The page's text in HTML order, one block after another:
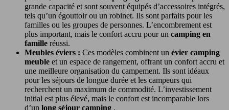
grande capacité et sont souvent équipés d’accessoires intégrés,
tels qu’un égouttoir ou un robinet. Ils sont parfaits pour les
familles ou les groupes de personnes. L’encombrement est
plus important, mais le confort accru pour un camping en
famille réussi.
Meubles éviers : Ces modèles combinent un évier camping
meuble et un espace de rangement, offrant un confort accru et
une meilleure organisation du campement. Ils sont idéaux
pour les séjours de longue durée et les campeurs qui
recherchent un maximum de commodité. L’investissement
initial est plus élevé, mais le confort est incomparable lors
d’un long séjour camping .